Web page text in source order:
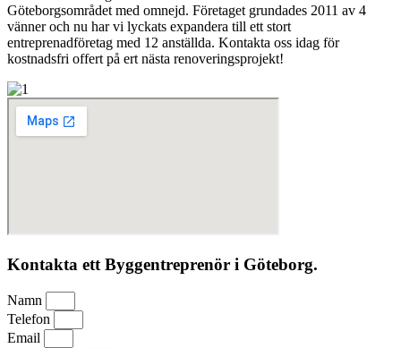
Göteborgsområdet med omnejd. Företaget grundades 2011 av 4
vänner och nu har vi lyckats expandera till ett stort
entreprenadföretag med 12 anställda. Kontakta oss idag för
kostnadsfri offert på ert nästa renoveringsprojekt!
Kontakta ett Byggentreprenör i Göteborg.
Namn
Telefon
Email